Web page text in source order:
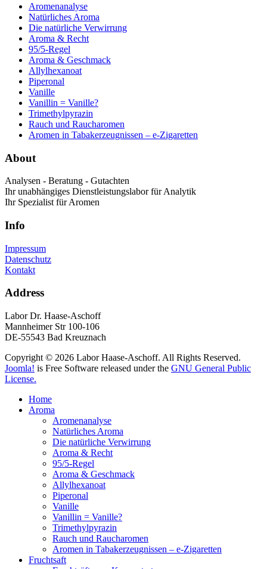
Aromenanalyse
Natürliches Aroma
Die natürliche Verwirrung
Aroma & Recht
95/5-Regel
Aroma & Geschmack
Allylhexanoat
Piperonal
Vanille
Vanillin = Vanille?
Trimethylpyrazin
Rauch und Raucharomen
Aromen in Tabakerzeugnissen – e-Zigaretten
About
Analysen - Beratung - Gutachten
Ihr unabhängiges Dienstleistungslabor für Analytik
Ihr Spezialist für Aromen
Info
Impressum
Datenschutz
Kontakt
Address
Labor Dr. Haase-Aschoff
Mannheimer Str 100-106
DE-55543 Bad Kreuznach
Copyright © 2026 Labor Haase-Aschoff. All Rights Reserved.
Joomla! is Free Software released under the GNU General Public
License.
Home
Aroma
Aromenanalyse
Natürliches Aroma
Die natürliche Verwirrung
Aroma & Recht
95/5-Regel
Aroma & Geschmack
Allylhexanoat
Piperonal
Vanille
Vanillin = Vanille?
Trimethylpyrazin
Rauch und Raucharomen
Aromen in Tabakerzeugnissen – e-Zigaretten
Fruchtsaft